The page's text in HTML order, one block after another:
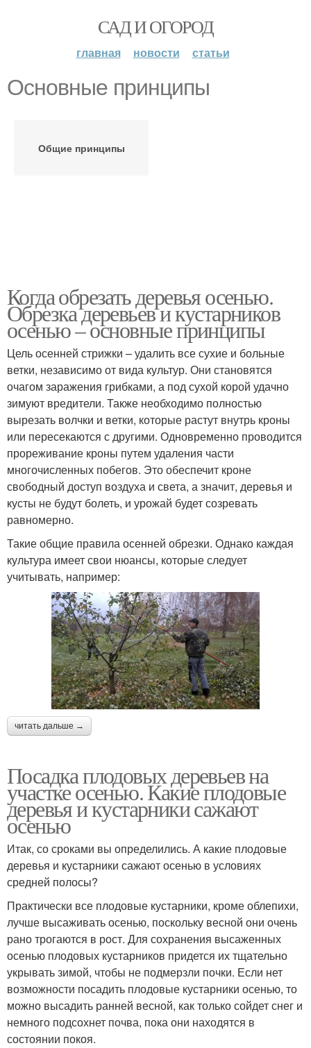
САД И ОГОРОД
главная новости статьи
Основные принципы
Общие принципы
Когда обрезать деревья осенью.
Обрезка деревьев и кустарников
осенью – основные принципы
Цель осенней стрижки – удалить все сухие и больные
ветки, независимо от вида культур. Они становятся
очагом заражения грибками, а под сухой корой удачно
зимуют вредители. Также необходимо полностью
вырезать волчки и ветки, которые растут внутрь кроны
или пересекаются с другими. Одновременно проводится
прореживание кроны путем удаления части
многочисленных побегов. Это обеспечит кроне
свободный доступ воздуха и света, а значит, деревья и
кусты не будут болеть, и урожай будет созревать
равномерно.
Такие общие правила осенней обрезки. Однако каждая
культура имеет свои нюансы, которые следует
учитывать, например:
читать дальше →
Посадка плодовых деревьев на
участке осенью. Какие плодовые
деревья и кустарники сажают
осенью
Итак, со сроками вы определились. А какие плодовые
деревья и кустарники сажают осенью в условиях
средней полосы?
Практически все плодовые кустарники, кроме облепихи,
лучше высаживать осенью, поскольку весной они очень
рано трогаются в рост. Для сохранения высаженных
осенью плодовых кустарников придется их тщательно
укрывать зимой, чтобы не подмерзли почки. Если нет
возможности посадить плодовые кустарники осенью, то
можно высадить ранней весной, как только сойдет снег и
немного подсохнет почва, пока они находятся в
состоянии покоя.